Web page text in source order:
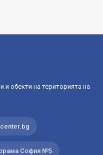
обекти на територията на
София №5